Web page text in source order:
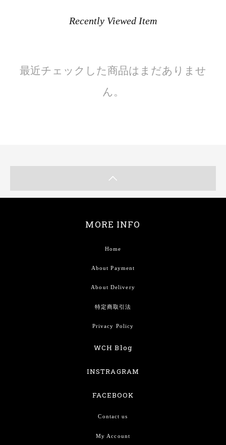
Recently Viewed Item
最近チェックした商品はまだありませ
ん。
MORE INFO
Home
About Payment
About Delivery
特定商取引法
Privacy Policy
WCH Blog
INSTRAGRAM
FACEBOOK
Contact us
My Account